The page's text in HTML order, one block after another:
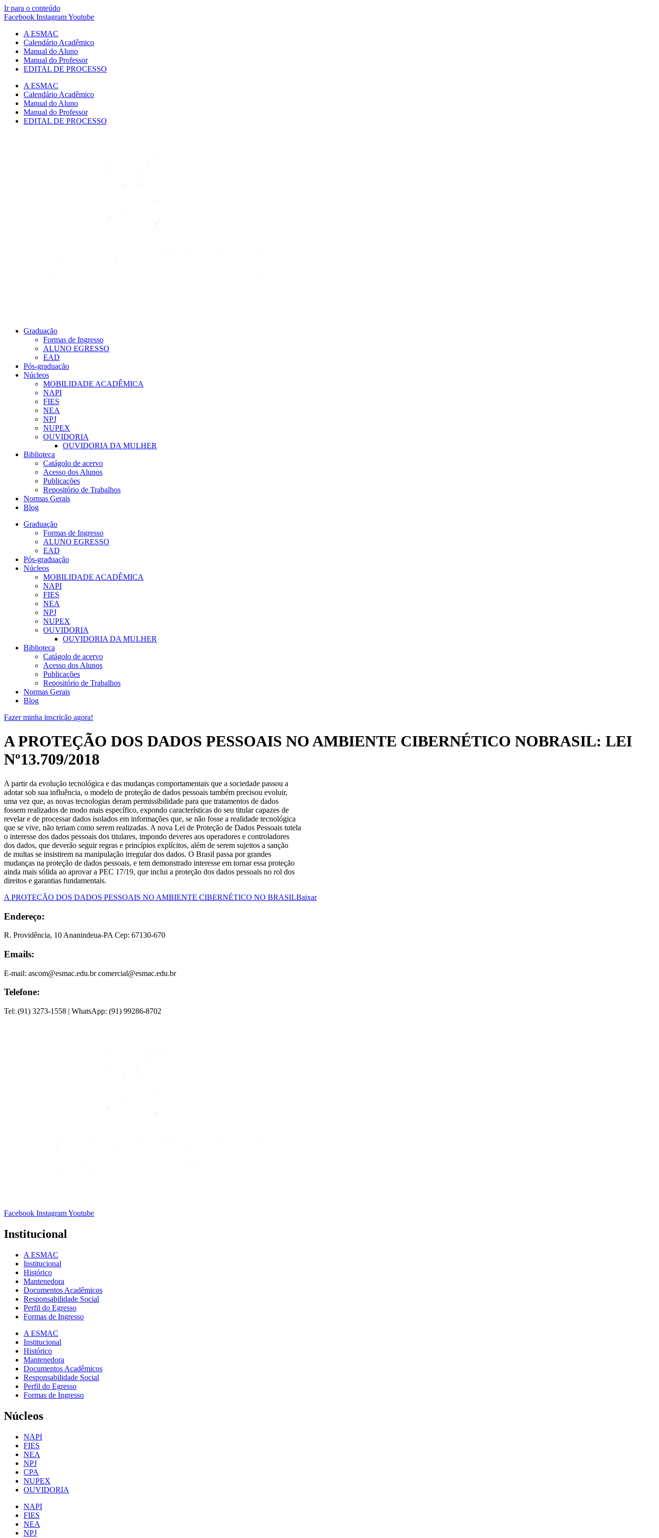
Ir para o conteúdo
Facebook InstagramYoutube
A ESMAC
Calendário Acadêmico
Manual do Aluno
Manual do Professor
EDITAL DE PROCESSO
A ESMAC
Calendário Acadêmico
Manual do Aluno
Manual do Professor
EDITAL DE PROCESSO
Graduação
Formas de Ingresso
ALUNO EGRESSO
EAD
Pós-graduação
Núcleos
MOBILIDADE ACADÊMICA
NAPI
FIES
NEA
NPJ
NUPEX
OUVIDORIA
OUVIDORIA DA MULHER
Biblioteca
Catágolo de acervo
Acesso dos Alunos
Publicações
Repositório de Trabalhos
Normas Gerais
Blog
Graduação
Formas de Ingresso
ALUNO EGRESSO
EAD
Pós-graduação
Núcleos
MOBILIDADE ACADÊMICA
NAPI
FIES
NEA
NPJ
NUPEX
OUVIDORIA
OUVIDORIA DA MULHER
Biblioteca
Catágolo de acervo
Acesso dos Alunos
Publicações
Repositório de Trabalhos
Normas Gerais
Blog
Fazer minha inscrição agora!
A PROTEÇÃO DOS DADOS PESSOAIS NO AMBIENTE CIBERNÉTICO NOBRASIL: LEI
Nº13.709/2018
A partir da evolução tecnológica e das mudanças comportamentais que a sociedade passou a
adotar sob sua influência, o modelo de proteção de dados pessoais também precisou evoluir,
uma vez que, as novas tecnologias deram permissibilidade para que tratamentos de dados
fossem realizados de modo mais específico, expondo características do seu titular capazes de
revelar e de processar dados isolados em informações que, se não fosse a realidade tecnológica
que se vive, não teriam como serem realizadas. A nova Lei de Proteção de Dados Pessoais tutela
o interesse dos dados pessoais dos titulares, impondo deveres aos operadores e controladores
dos dados, que deverão seguir regras e princípios explícitos, além de serem sujeitos a sanção
de multas se insistirem na manipulação irregular dos dados. O Brasil passa por grandes
mudanças na proteção de dados pessoais, e tem demonstrado interesse em tornar essa proteção
ainda mais sólida ao aprovar a PEC 17/19, que inclui a proteção dos dados pessoais no rol dos
direitos e garantias fundamentais.
A PROTEÇÃO DOS DADOS PESSOAIS NO AMBIENTE CIBERNÉTICO NO BRASILBaixar
Endereço:
R. Providência, 10 Ananindeua-PA Cep: 67130-670
Emails:
E-mail: ascom@esmac.edu.br comercial@esmac.edu.br
Telefone:
Tel: (91) 3273-1558 | WhatsApp: (91) 99286-8702
Facebook InstagramYoutube
Institucional
A ESMAC
Institucional
Histórico
Mantenedora
Documentos Acadêmicos
Responsabilidade Social
Perfil do Egresso
Formas de Ingresso
A ESMAC
Institucional
Histórico
Mantenedora
Documentos Acadêmicos
Responsabilidade Social
Perfil do Egresso
Formas de Ingresso
Núcleos
NAPI
FIES
NEA
NPJ
CPA
NUPEX
OUVIDORIA
NAPI
FIES
NEA
NPJ